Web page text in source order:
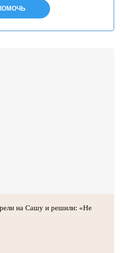
на Сашу и решили: «Не